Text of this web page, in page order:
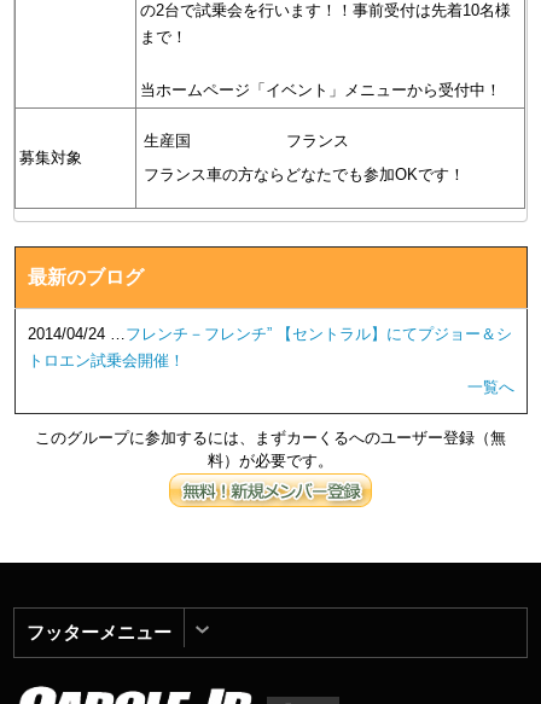
の2台で試乗会を行います！！事前受付は先着10名様
まで！
当ホームページ「イベント」メニューから受付中！
募集対象
生産国
フランス
フランス車の方ならどなたでも参加OKです！
最新のブログ
2014/04/24 …フレンチ－フレンチ” 【セントラル】にてプジョー＆シ
トロエン試乗会開催！
一覧へ
このグループに参加するには、まずカーくるへのユーザー登録（無
料）が必要です。
フッターメニュー